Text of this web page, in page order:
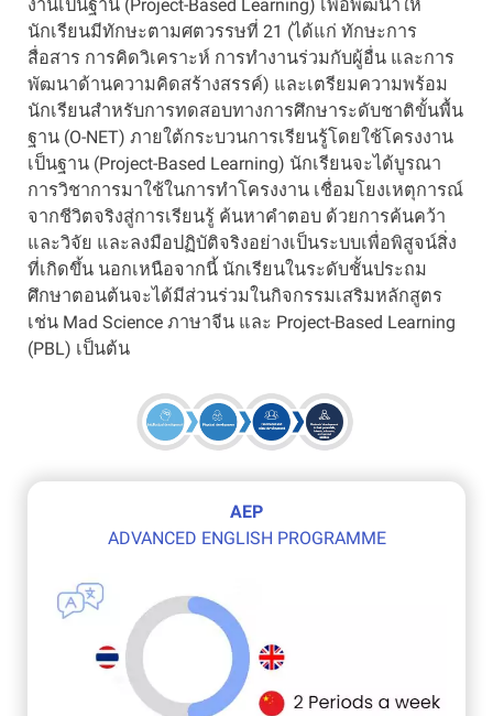
งานเป็นฐาน (Project-Based Learning) เพื่อพัฒนาให้
นักเรียนมีทักษะตามศตวรรษที่ 21 (ได้แก่ ทักษะการ
สื่อสาร การคิดวิเคราะห์ การทำงานร่วมกับผู้อื่น และการ
พัฒนาด้านความคิดสร้างสรรค์) และเตรียมความพร้อม
นักเรียนสำหรับการทดสอบทางการศึกษาระดับชาติขั้นพื้น
ฐาน (O-NET) ภายใต้กระบวนการเรียนรู้โดยใช้โครงงาน
เป็นฐาน (Project-Based Learning) นักเรียนจะได้บูรณา
การวิชาการมาใช้ในการทำโครงงาน เชื่อมโยงเหตุการณ์
จากชีวิตจริงสู่การเรียนรู้ ค้นหาคำตอบ ด้วยการค้นคว้า
และวิจัย และลงมือปฏิบัติจริงอย่างเป็นระบบเพื่อพิสูจน์สิ่ง
ที่เกิดขึ้น นอกเหนือจากนี้ นักเรียนในระดับชั้นประถม
ศึกษาตอนต้นจะได้มีส่วนร่วมในกิจกรรมเสริมหลักสูตร
เช่น Mad Science ภาษาจีน และ Project-Based Learning
(PBL) เป็นต้น
AEP
ADVANCED ENGLISH PROGRAMME